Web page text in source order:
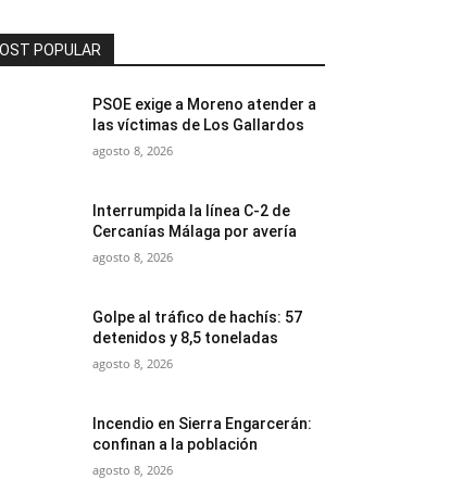
POPULAR
PSOE exige a Moreno atender a
las víctimas de Los Gallardos
agosto 8, 2026
Interrumpida la línea C-2 de
Cercanías Málaga por avería
agosto 8, 2026
Golpe al tráfico de hachís: 57
detenidos y 8,5 toneladas
agosto 8, 2026
Incendio en Sierra Engarcerán:
confinan a la población
agosto 8, 2026